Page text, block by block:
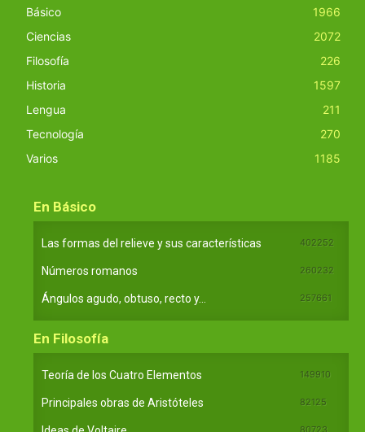
Básico
1966
Ciencias
2072
Filosofía
226
Historia
1597
Lengua
211
Tecnología
270
Varios
1185
En Básico
Las formas del relieve y sus características 402252
Números romanos 260232
Ángulos agudo, obtuso, recto y... 257661
En Filosofía
Teoría de los Cuatro Elementos 149910
Principales obras de Aristóteles 82125